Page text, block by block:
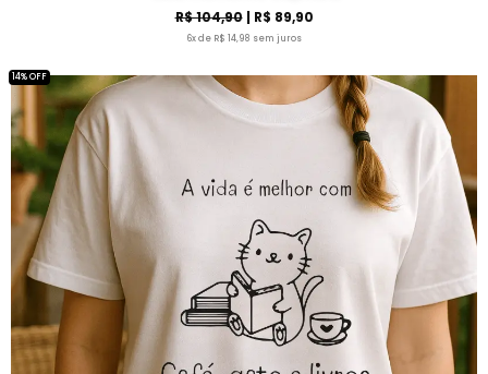
R$ 104,90| R$ 89,90
6x de R$ 14,98 sem juros
14% OFF